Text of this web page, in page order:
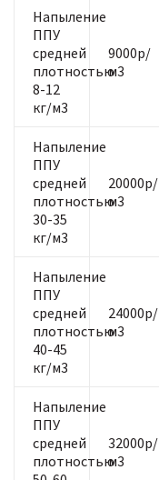
Напыление
ППУ
средней
плотностью
8-12
кг/м3
9000р/
м3
Напыление
ППУ
средней
плотностью
30-35
кг/м3
20000р/
м3
Напыление
ППУ
средней
плотностью
40-45
кг/м3
24000р/
м3
Напыление
ППУ
средней
плотностью
32000р/
м3